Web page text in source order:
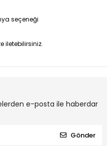
seçeneği
iletebilirsiniz.
e-posta ile haberdar
Gönder